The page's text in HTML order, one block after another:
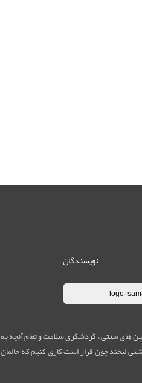
نویسندگان
های سنتی ، گردشگری سلامت و تمام آنچه به
لبخند چون قرار است کاری کنیم که حالمان